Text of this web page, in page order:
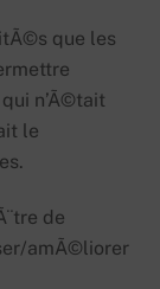
que les
n’Ã©tait
le
de
amÃ©liorer